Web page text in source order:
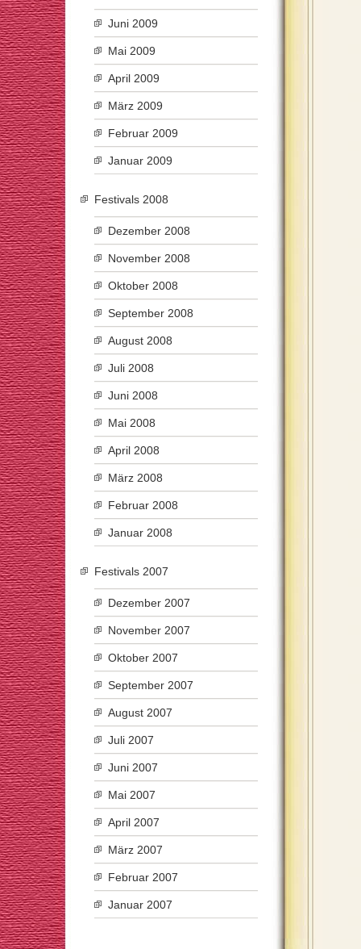
Juni 2009
Mai 2009
April 2009
März 2009
Februar 2009
Januar 2009
Festivals 2008
Dezember 2008
November 2008
Oktober 2008
September 2008
August 2008
Juli 2008
Juni 2008
Mai 2008
April 2008
März 2008
Februar 2008
Januar 2008
Festivals 2007
Dezember 2007
November 2007
Oktober 2007
September 2007
August 2007
Juli 2007
Juni 2007
Mai 2007
April 2007
März 2007
Februar 2007
Januar 2007